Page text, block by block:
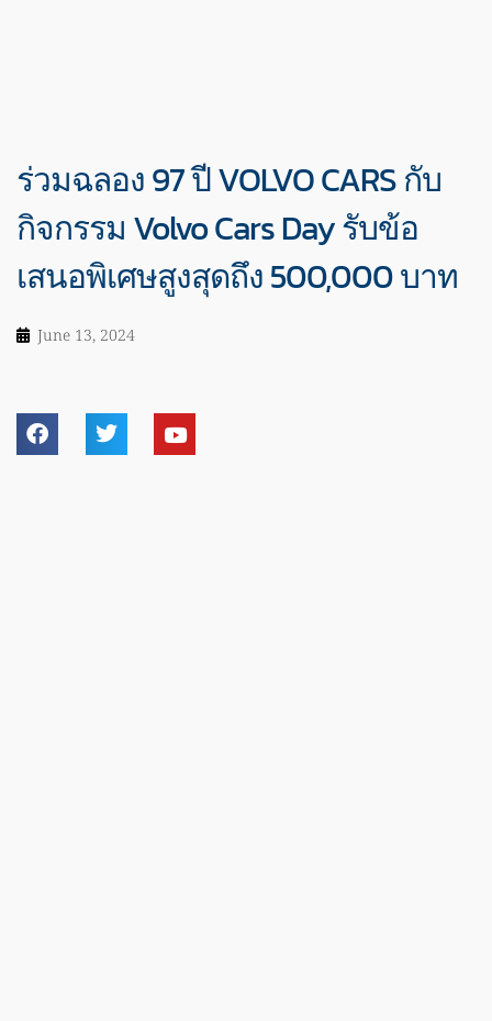
ร่วมฉลอง 97 ปี VOLVO CARS กับ
กิจกรรม Volvo Cars Day รับข้อ
เสนอพิเศษสูงสุดถึง 500,000 บาท
June 13, 2024